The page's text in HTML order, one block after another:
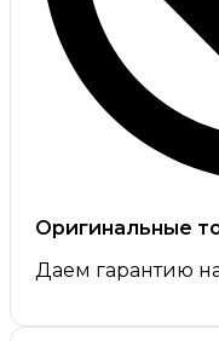
Оригинальные
Даем гарантию на